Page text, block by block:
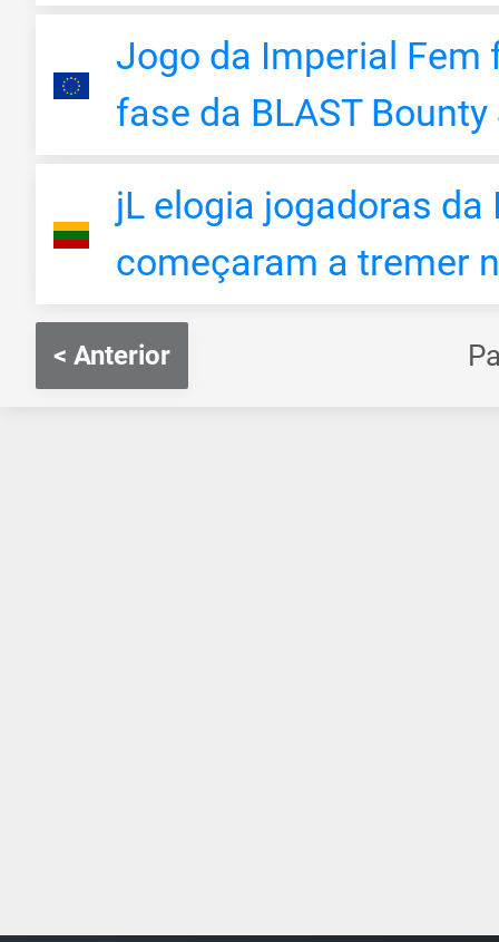
Jogo da Imperial
fase da BLAST
jL elogia jogadoras
começaram a tremer
< Anterior